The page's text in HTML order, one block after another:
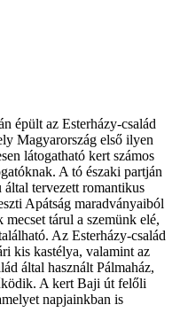
épült az Esterházy-család
Magyarország első ilyen
látogatható kert számos
A tó északi partján
tervezett romantikus
Apátság maradványaiból
tárul a szemünk elé,
Az Esterházy-család
kis kastélya, valamint az
által használt Pálmaház,
A kert Baji út felőli
napjainkban is